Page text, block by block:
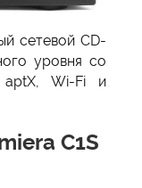
сетевой CD-
уровня со
aptX, Wi-Fi и
C1S